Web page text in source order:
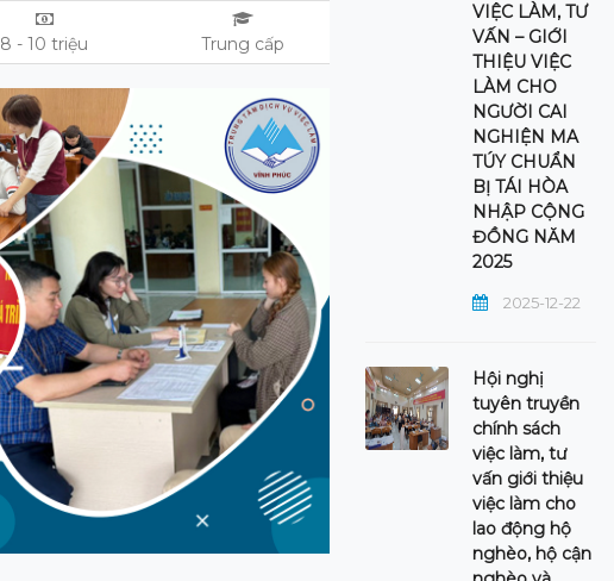
8 - 10 triệu Trung cấp
VIỆC LÀM, TƯ
VẤN – GIỚI
THIỆU VIỆC
LÀM CHO
NGƯỜI CAI
NGHIỆN MA
TÚY CHUẨN
BỊ TÁI HÒA
NHẬP CỘNG
ĐỒNG NĂM
2025
2025-12-22
Hội nghị
tuyên truyền
chính sách
việc làm, tư
vấn giới thiệu
việc làm cho
lao động hộ
nghèo, hộ cận